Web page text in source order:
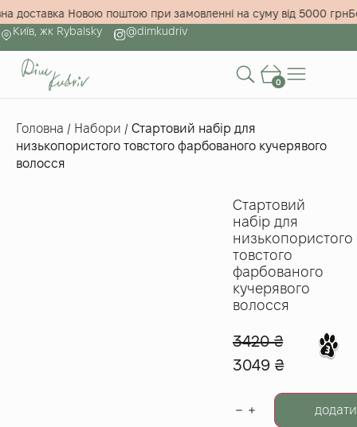
доставка Новою поштою при замовленні на суму від 5000
Київ, жк Rybalsky
@dimkudriv
0
Головна / Набори / Стартовий набір для
низькопористого товстого фарбованого кучерявого
волосся
Стартовий
набір для
низькопористого
товстого
фарбованого
кучерявого
волосся
3420₴
3049 ₴